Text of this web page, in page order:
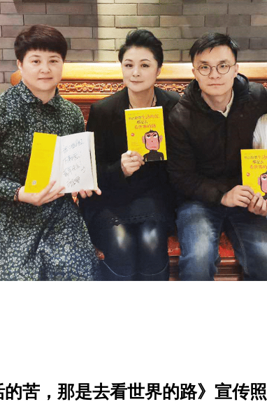
的苦，那是去看世界的路》宣传照